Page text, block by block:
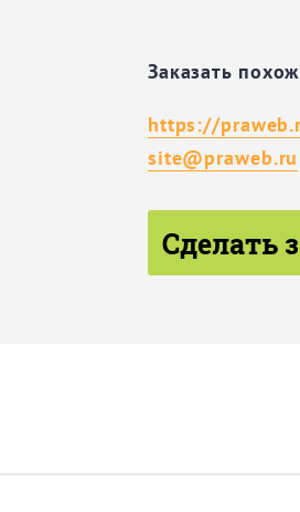
Заказать
https://
site@praweb.ru
Сделать